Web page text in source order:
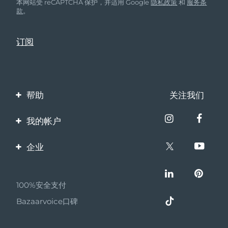
本网站受 reCAPTCHA 保护，并适用 Google 隐私政策 和 服务条
款。
帮助
联系我们
保修与退换货
关注我们
我的帐户
产品注册
企业
伙伴计划
联盟新闻
100%安全支付
Bazaarvoice口碑